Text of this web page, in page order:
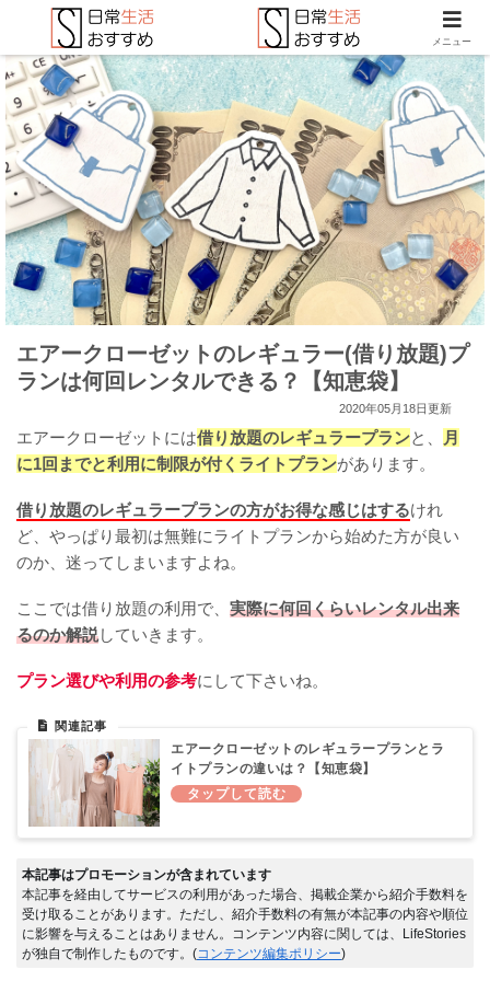
エアークローゼットのレギュラー(借り放題)プ
ランは何回レンタルできる？【知恵袋】
2020年05月18日更新
エアークローゼットには借り放題のレギュラープランと、
月
に1回までと利用に制限が付くライトプランがあります。
借り放題のレギュラープランの方がお得な感じはするけれ
ど、やっぱり最初は無難にライトプランから始めた方が良い
のか、迷ってしまいますよね。
ここでは借り放題の利用で、 実際に何回くらいレンタル出来
るのか解説していきます。
プラン選びや利用の参考にして下さいね。
エアークローゼットのレギュラープランとラ
イトプランの違いは？【知恵袋】
本記事はプロモーションが含まれています
本記事を経由してサービスの利用があった場合、掲載企業から紹介手数料を
受け取ることがあります。ただし、紹介手数料の有無が本記事の内容や順位
に影響を与えることはありません。コンテンツ内容に関しては、LifeStories
が独自で制作したものです。(コンテンツ編集ポリシー)
メニュー